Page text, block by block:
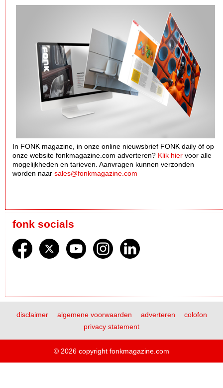
In FONK magazine, in onze online nieuwsbrief FONK daily óf op
onze website fonkmagazine.com adverteren? Klik hier voor alle
mogelijkheden en tarieven. Aanvragen kunnen verzonden
worden naar sales@fonkmagazine.com
fonk socials
disclaimer algemene voorwaarden adverteren
colofon
privacy statement
© 2026 copyright fonkmagazine.com